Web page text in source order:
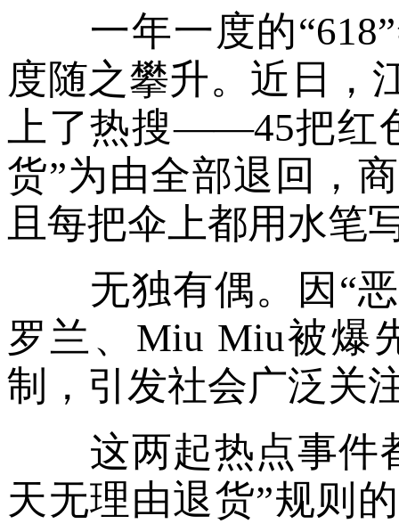
一年一度的“618”
度随之攀升。近日，
上了热搜——45把红
货”为由全部退回，
且每把伞上都用水笔
无独有偶。因“恶
罗兰、Miu Miu被爆
制，引发社会广泛关
这两起热点事件都
天无理由退货”规则